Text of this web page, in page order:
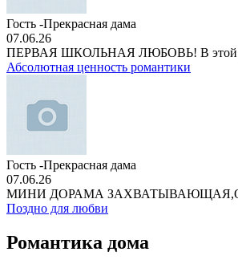
Гость -Прекрасная дама
07.06.26
ПЕРВАЯ ШКОЛЬНАЯ ЛЮБОВЬ! В этой
Абсолютная ценность романтики
Гость -Прекрасная дама
07.06.26
МИНИ ДОРАМА
Поздно для любви
Романтика дома